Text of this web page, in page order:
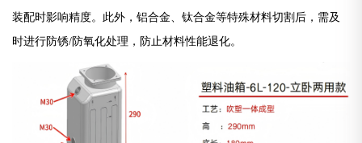
装配时影响精度。此外，铝合金、钛合金等特殊材料切割后，需及
时进行防锈/防氧化处理，防止材料性能退化。